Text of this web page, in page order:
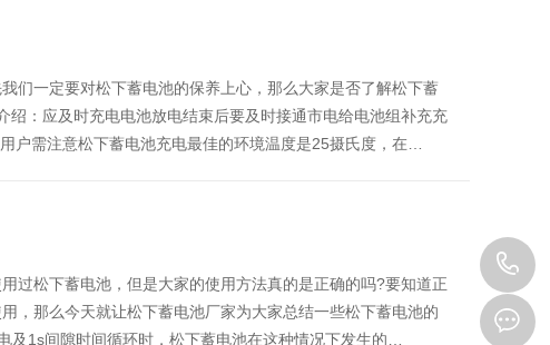
们一定要对松下蓄电池的保养上心，那么大家是否了解松下蓄
绍：应及时充电电池放电结束后要及时接通市电给电池组补充充
户需注意松下蓄电池充电最佳的环境温度是25摄氏度，在…
过松下蓄电池，但是大家的使用方法真的是正确的吗?要知道正
，那么今天就让松下蓄电池厂家为大家总结一些松下蓄电池的
1s间隙时间循环时，松下蓄电池在这种情况下发生的…